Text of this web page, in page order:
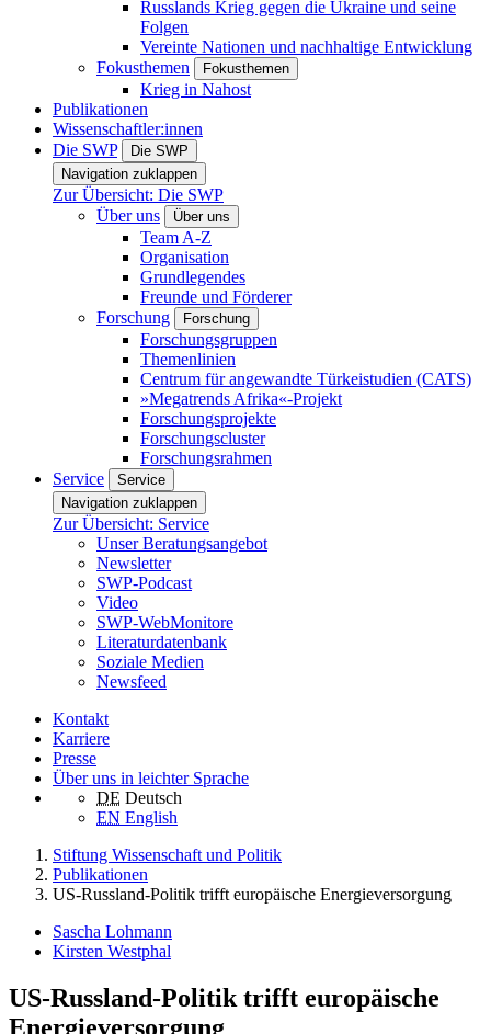
Russlands Krieg gegen die Ukraine und seine
Folgen
Vereinte Nationen und nachhaltige Entwicklung
Fokusthemen
Fokusthemen
Krieg in Nahost
Publikationen
Wissenschaftler:innen
Die SWP
Die SWP
Navigation zuklappen
Zur Übersicht: Die SWP
Über uns
Über uns
Team A-Z
Organisation
Grundlegendes
Freunde und Förderer
Forschung
Forschung
Forschungsgruppen
Themenlinien
Centrum für angewandte Türkeistudien (CATS)
»Megatrends Afrika«-Projekt
Forschungsprojekte
Forschungscluster
Forschungsrahmen
Service
Service
Navigation zuklappen
Zur Übersicht: Service
Unser Beratungsangebot
Newsletter
SWP-Podcast
Video
SWP-WebMonitore
Literaturdatenbank
Soziale Medien
Newsfeed
Kontakt
Karriere
Presse
Über uns in leichter Sprache
DE Deutsch
EN English
Stiftung Wissenschaft und Politik
Publikationen
US-Russland-Politik trifft europäische Energieversorgung
Sascha Lohmann
Kirsten Westphal
US-Russland-Politik trifft europäische
Energieversorgung